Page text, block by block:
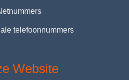
Netnummers
telefoonnummers
Website